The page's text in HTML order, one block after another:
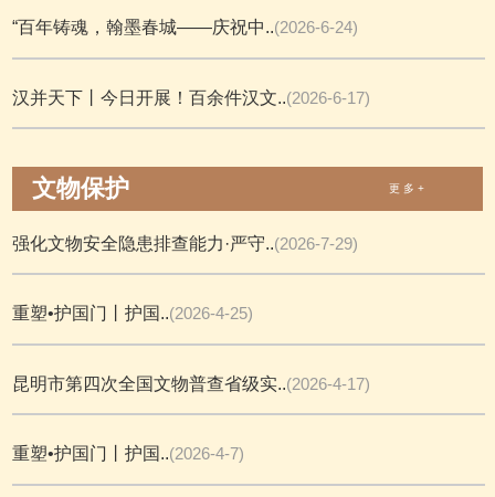
“百年铸魂，翰墨春城——庆祝中..(2026-6-24)
汉并天下丨今日开展！百余件汉文..(2026-6-17)
文物保护 更 多 +
强化文物安全隐患排查能力·严守..(2026-7-29)
重塑•护国门丨护国..(2026-4-25)
昆明市第四次全国文物普查省级实..(2026-4-17)
重塑•护国门丨护国..(2026-4-7)